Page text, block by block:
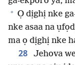
+ Ọ dịghị nke
nke asaa na
ma ọ dịghị nke
28
Jehova